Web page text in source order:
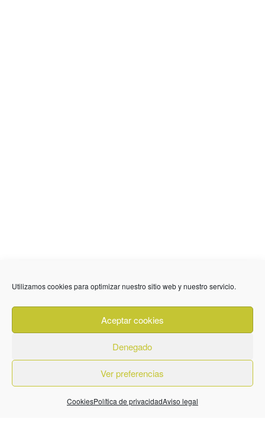
Utilizamos cookies para optimizar nuestro sitio web y nuestro servicio.
Aceptar cookies
Denegado
Ver preferencias
CookiesPolítica de privacidadAviso legal
636 01 61 85
Fuente Palmera
info @ fuentepalmerainformacion.es
Privacidad Aviso legal
Cookies
Quiénes Somos
Contacto